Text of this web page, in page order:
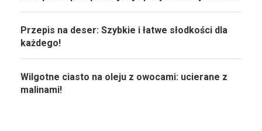
Przepis na deser: Szybkie i łatwe słodkości dla
każdego!
Wilgotne ciasto na oleju z owocami: ucierane z
malinami!